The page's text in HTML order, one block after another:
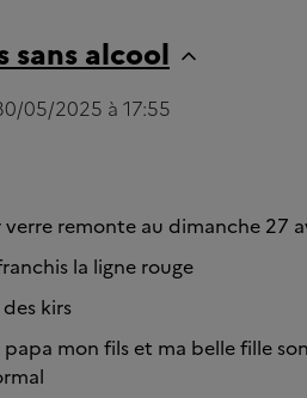
sans alcool
05/2025 à 17:55
remonte au dimanche 27
la ligne rouge
kirs
mon fils et ma belle fille